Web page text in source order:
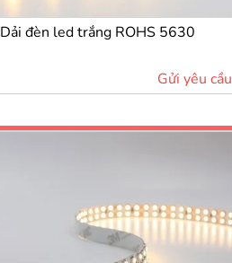
Dải đèn led trắng ROHS 5630
Gửi yêu cầu